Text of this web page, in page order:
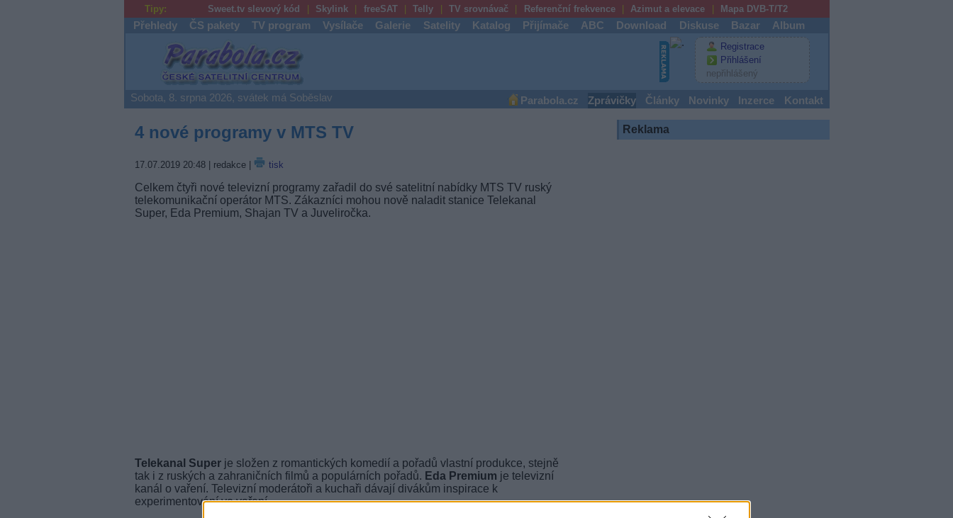
Tipy: Sweet.tv slevový kód Skylink freeSAT Telly TV srovnávač Referenční frekvence Azimut a elevace Mapa DVB-T/T2
Přehledy ČS pakety TV program Vysílače Galerie Satelity Katalog Přijímače ABC Download Diskuse Bazar Album
Parabola.cz
Registrace
Přihlášení
nepřihlášený
Sobota, 8. srpna 2026, svátek má Soběslav Parabola.cz Zprávičky Články Novinky Inzerce Kontakt
4 nové programy v MTS TV
17.07.2019 20:48| redakce | tisk
Celkem čtyři nové televizní programy zařadil do své satelitní nabídky MTS TV ruský
telekomunikační operátor MTS. Zákazníci mohou nově naladit stanice Telekanal
Super, Eda Premium, Shajan TV a Juveliročka.
Telekanal Superje složen z romantických komedií a pořadů vlastní produkce, stejně
tak i z ruských a zahraničních filmů a populárních pořadů. Eda Premium je televizní
kanál o vaření. Televizní moderátoři a kuchaři dávají divákům inspirace k
experimentování ve vaření.
Reklama